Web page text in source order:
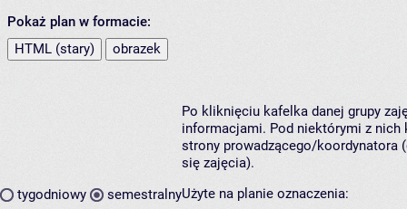
Pokaż plan w formacie:
HTML (stary)
obrazek
tygodniowy semestralny
Po kliknięciu kafelka danej grupy
informacjami. Pod niektórymi z nich
strony prowadzącego/koordynatora
się zajęcia).
Użyte na planie oznaczenia: